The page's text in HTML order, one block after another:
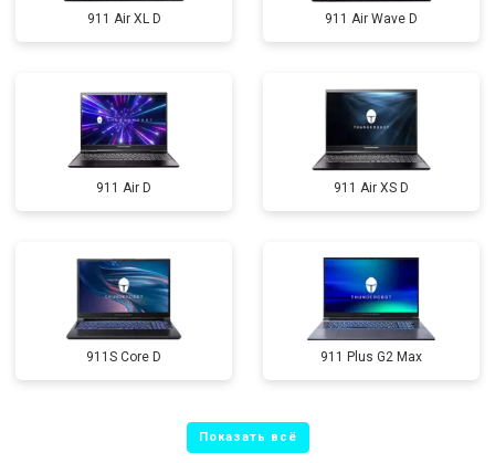
911 Air XL D 911 Air Wave D
911 Air D 911 Air XS D
911S Core D 911 Plus G2 Max